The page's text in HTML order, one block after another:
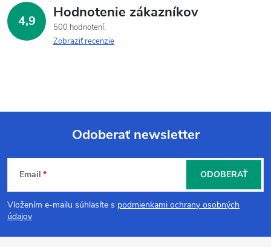
4,9 Hodnotenie zákazníkov
500 hodnotení
Zobraziť recenzie
Z
á
p
Odoberať newsletter
Email
Vložením e-mailu súhlasíte s podmienkami ochrany osobných
údajov
ODOBERAŤ